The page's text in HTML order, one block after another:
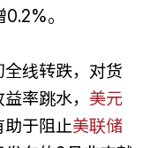
。
线转跌，对货
益率跳水， 美元
助于阻止美联储